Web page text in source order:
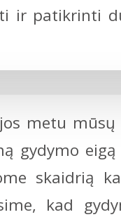
ir patikrinti
metu
gydymo
skaidrią
kad